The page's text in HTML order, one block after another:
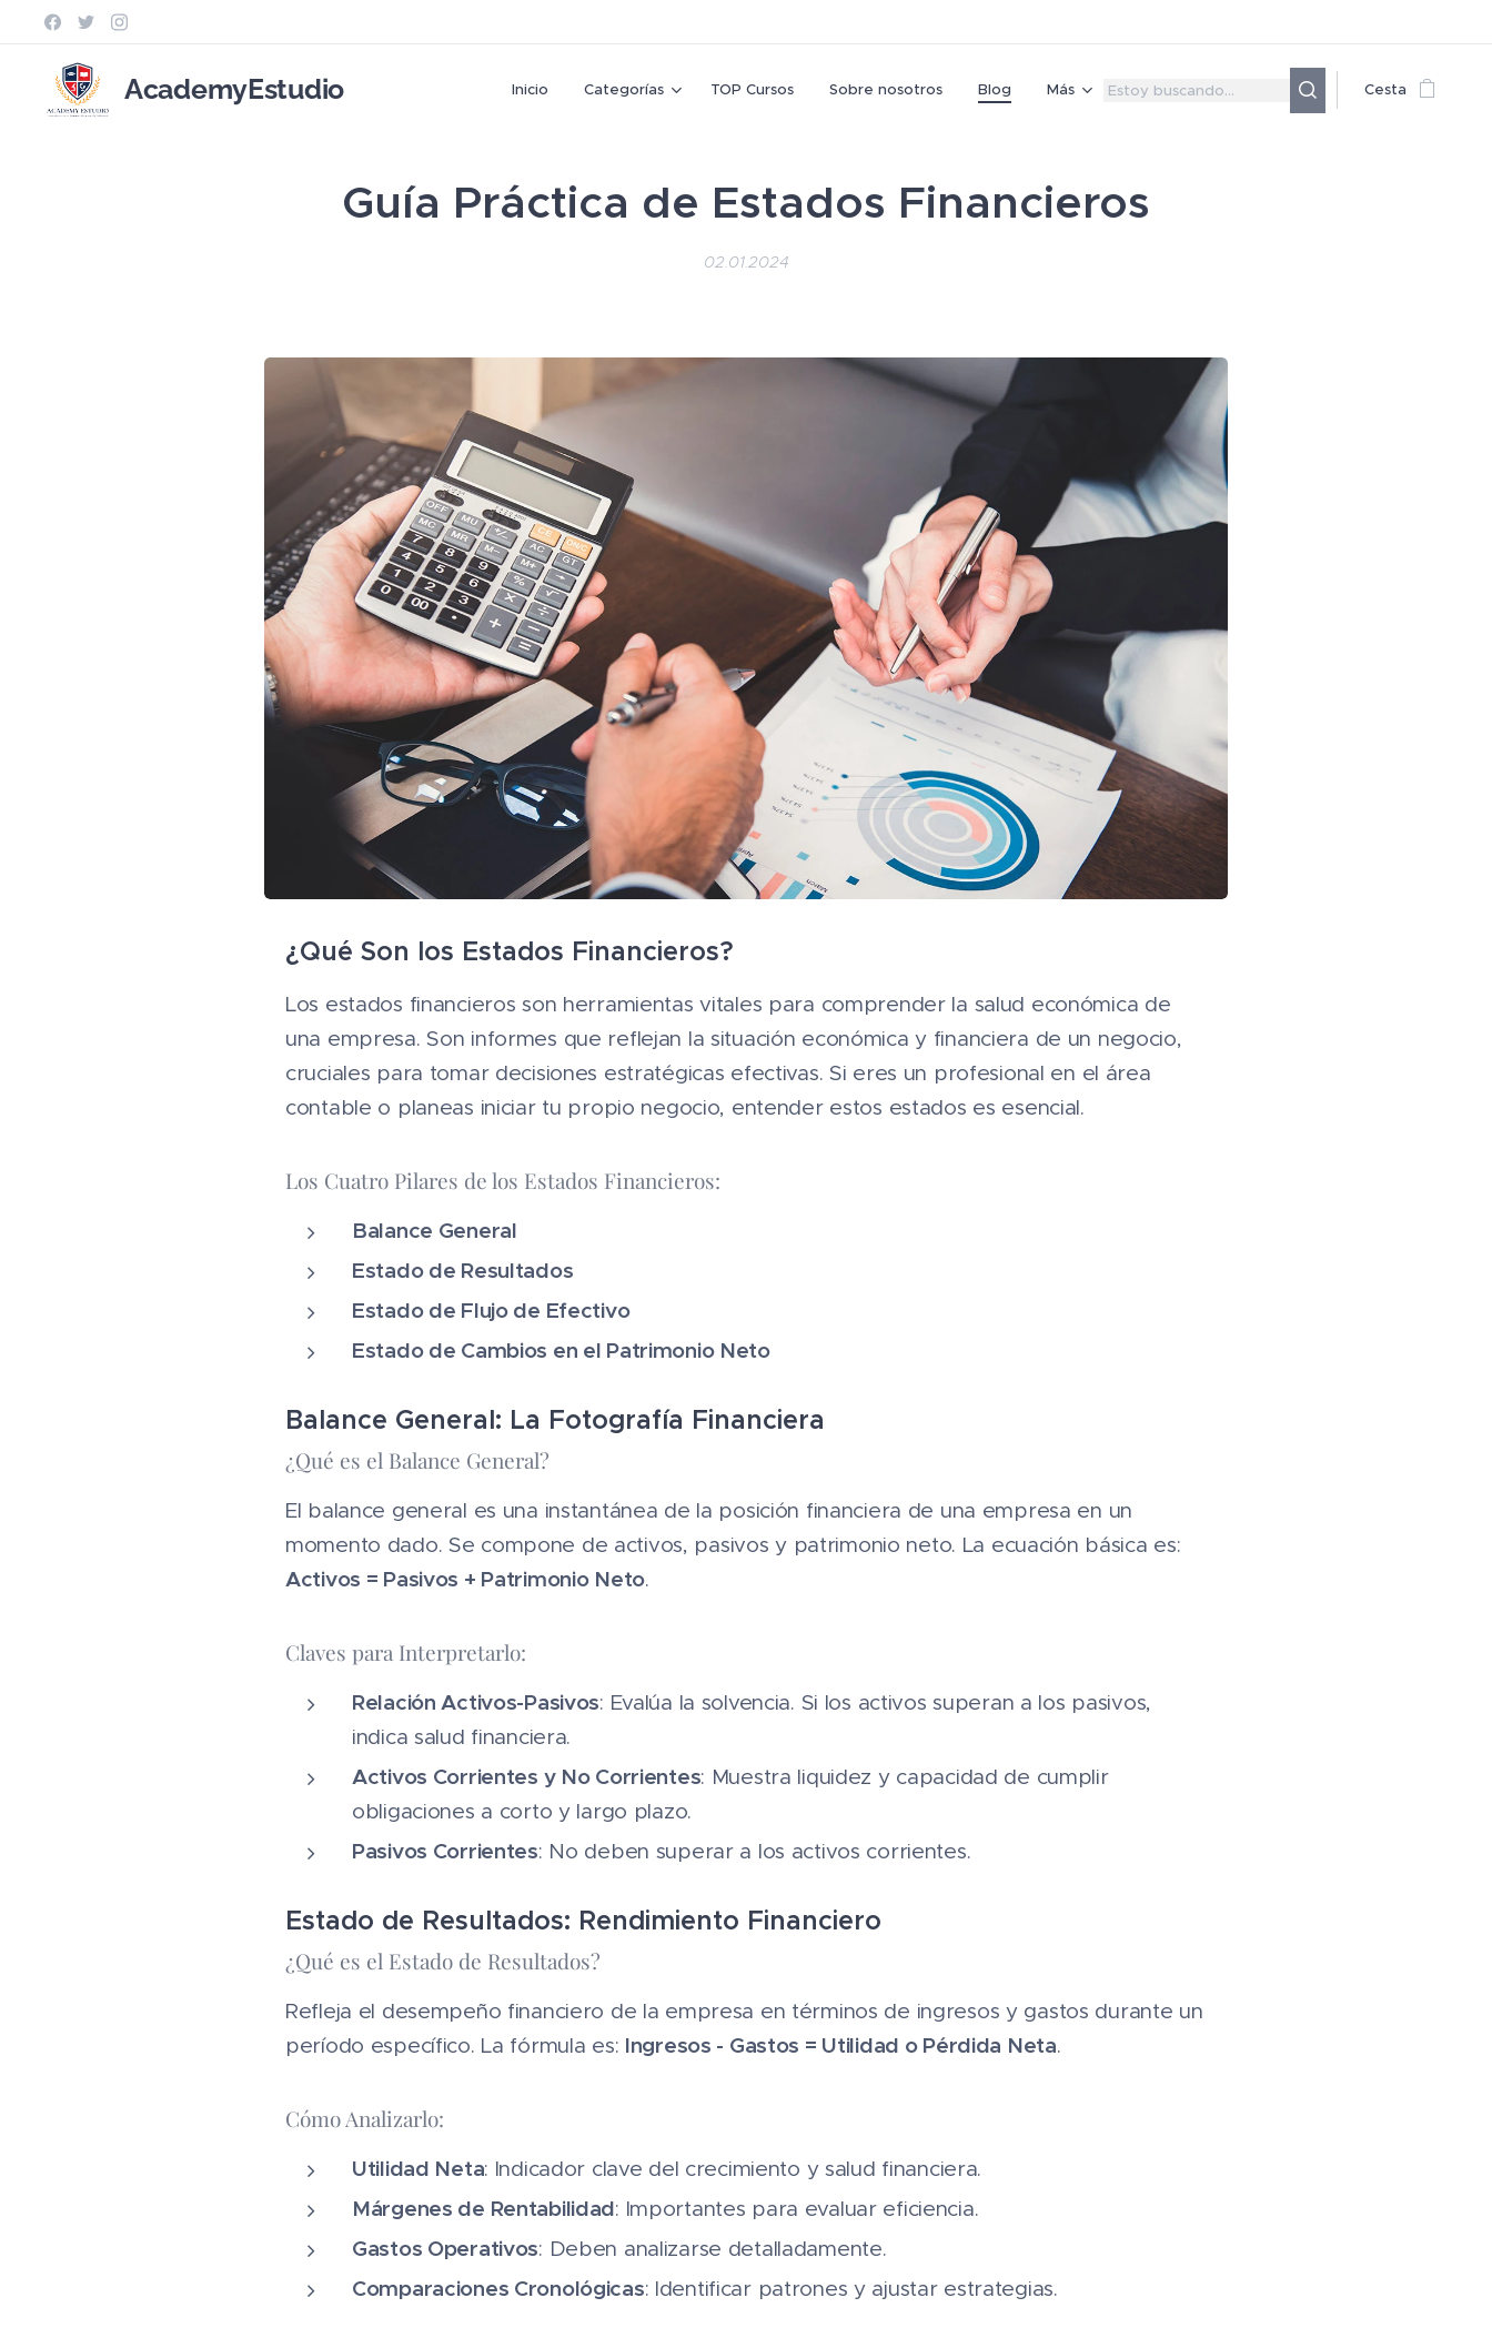
AcademyEstudio Inicio Categorías TOP Cursos Sobre nosotros Blog Más Cesta
Guía Práctica de Estados Financieros
02.01.2024
¿Qué Son los Estados Financieros? 📈📝
Los estados financieros son herramientas vitales para comprender la salud económica de
una empresa. Son informes que reflejan la situación económica y financiera de un negocio,
cruciales para tomar decisiones estratégicas efectivas. Si eres un profesional en el área
contable o planeas iniciar tu propio negocio, entender estos estados es esencial.
Los Cuatro Pilares de los Estados Financieros:
Balance General
Estado de Resultados
Estado de Flujo de Efectivo
Estado de Cambios en el Patrimonio Neto
Balance General: La Fotografía Financiera 📸📊
¿Qué es el Balance General?
El balance general es una instantánea de la posición financiera de una empresa en un
momento dado. Se compone de activos, pasivos y patrimonio neto. La ecuación básica es:
Activos = Pasivos + Patrimonio Neto.
Claves para Interpretarlo:
Relación Activos-Pasivos: Evalúa la solvencia. Si los activos superan a los pasivos,
indica salud financiera.
Activos Corrientes y No Corrientes: Muestra liquidez y capacidad de cumplir
obligaciones a corto y largo plazo.
Pasivos Corrientes: No deben superar a los activos corrientes.
Estado de Resultados: Rendimiento Financiero 📉📈
¿Qué es el Estado de Resultados?
Refleja el desempeño financiero de la empresa en términos de ingresos y gastos durante un
período específico. La fórmula es: Ingresos - Gastos = Utilidad o Pérdida Neta.
Cómo Analizarlo:
Utilidad Neta: Indicador clave del crecimiento y salud financiera.
Márgenes de Rentabilidad: Importantes para evaluar eficiencia.
Gastos Operativos: Deben analizarse detalladamente.
Comparaciones Cronológicas: Identificar patrones y ajustar estrategias.